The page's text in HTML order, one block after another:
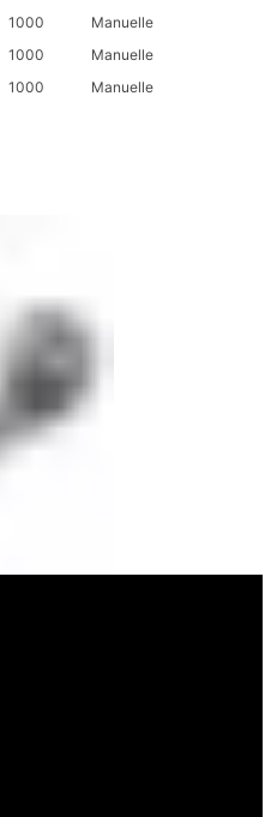
1000
Manuelle
1000
Manuelle
1000 Manuelle